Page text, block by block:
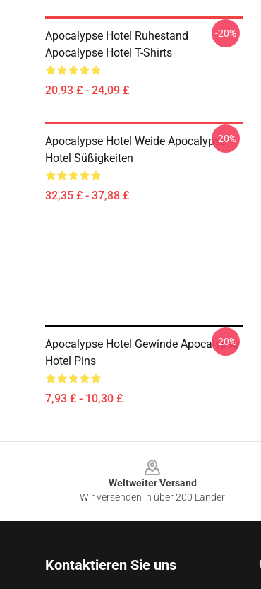
Apocalypse Hotel Ruhestand
Apocalypse Hotel T-Shirts
20,93 £ - 24,09 £
-20%
Apocalypse Hotel Weide Apocalypse
Hotel Süßigkeiten
32,35 £ - 37,88 £
-20%
Apocalypse Hotel Gewinde Apocalypse
Hotel Pins
7,93 £ - 10,30 £
-20%
Weltweiter Versand
Wir versenden in über 200 Länder
Kontaktieren Sie uns